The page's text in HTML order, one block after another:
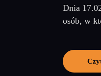
Dnia
osób, w